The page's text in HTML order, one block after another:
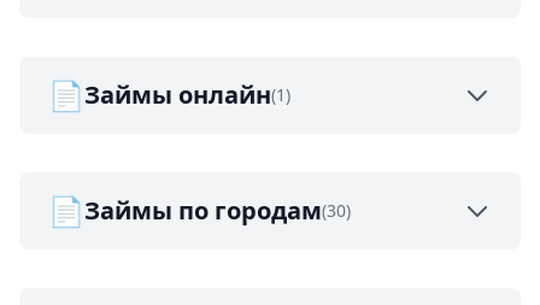
📄Займы онлайн(1)
📄Займы по городам(30)